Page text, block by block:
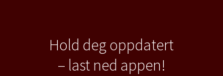
Hold deg oppdatert
– last ned appen!